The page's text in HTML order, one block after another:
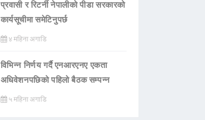
प्रवासी र रिटर्नी नेपालीको पीडा सरकारको
कार्यसूचीमा समेटिनुपर्छ
४ महिना अगाडि
विभिन्न निर्णय गर्दै एनआरएनए एकता
अधिवेशनपछिको पहिलो बैठक सम्पन्न
५ महिना अगाडि